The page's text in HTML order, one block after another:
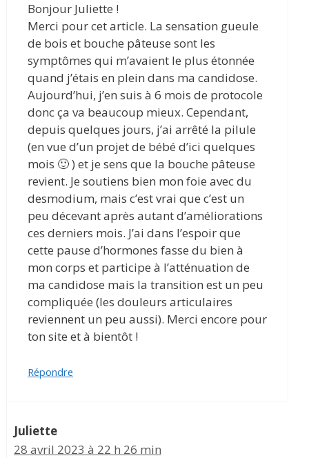
Bonjour Juliette !
Merci pour cet article. La sensation gueule
de bois et bouche pâteuse sont les
symptômes qui m’avaient le plus étonnée
quand j’étais en plein dans ma candidose.
Aujourd’hui, j’en suis à 6 mois de protocole
donc ça va beaucoup mieux. Cependant,
depuis quelques jours, j’ai arrêté la pilule
(en vue d’un projet de bébé d’ici quelques
mois 🙂 ) et je sens que la bouche pâteuse
revient. Je soutiens bien mon foie avec du
desmodium, mais c’est vrai que c’est un
peu décevant après autant d’améliorations
ces derniers mois. J’ai dans l’espoir que
cette pause d’hormones fasse du bien à
mon corps et participe à l’atténuation de
ma candidose mais la transition est un peu
compliquée (les douleurs articulaires
reviennent un peu aussi). Merci encore pour
ton site et à bientôt !
Répondre
Juliette
28 avril 2023 à 22 h 26 min